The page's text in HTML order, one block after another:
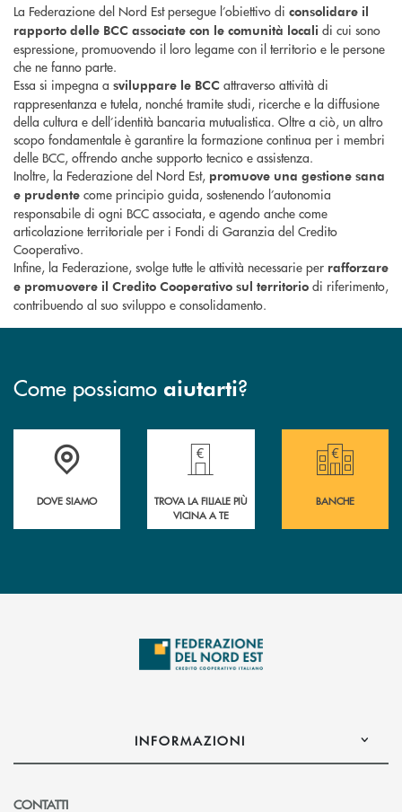
La Federazione del Nord Est persegue l’obiettivo di consolidare il
rapporto delle BCC associate con le comunità locali di cui sono
espressione, promuovendo il loro legame con il territorio e le persone
che ne fanno parte.
Essa si impegna a sviluppare le BCC attraverso attività di
rappresentanza e tutela, nonché tramite studi, ricerche e la diffusione
della cultura e dell’identità bancaria mutualistica. Oltre a ciò, un altro
scopo fondamentale è garantire la formazione continua per i membri
delle BCC, offrendo anche supporto tecnico e assistenza.
Inoltre, la Federazione del Nord Est, promuove una gestione sana
e prudente come principio guida, sostenendo l’autonomia
responsabile di ogni BCC associata, e agendo anche come
articolazione territoriale per i Fondi di Garanzia del Credito
Cooperativo.
Infine, la Federazione, svolge tutte le attività necessarie per rafforzare
e promuovere il Credito Cooperativo sul territorio di riferimento,
contribuendo al suo sviluppo e consolidamento.
Come possiamo aiutarti?
Guarda dove è situata&nbsp; Federazione del Nord Est
DOVE SIAMO
Trova la filiale più vicina a te!
TROVA LA FILIALE PIÙ
VICINA A TE
Le Banche aderenti
BANCHE
INFORMAZIONI
CONTATTI